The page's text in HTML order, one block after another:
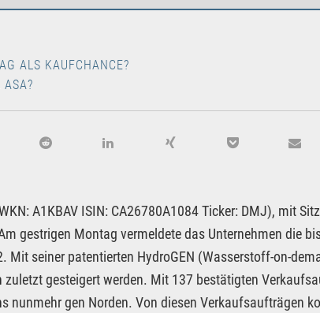
ALS KAUFCHANCE?
ASA?
A1KBAV ISIN: CA26780A1084 Ticker: DMJ), mit
gestrigen Montag vermeldete das Unternehmen die
Mit seiner patentierten HydroGEN (Wasserstoff-on-
gesteigert werden. Mit 137 bestätigten
nunmehr gen Norden. Von diesen Verkaufsaufträgen